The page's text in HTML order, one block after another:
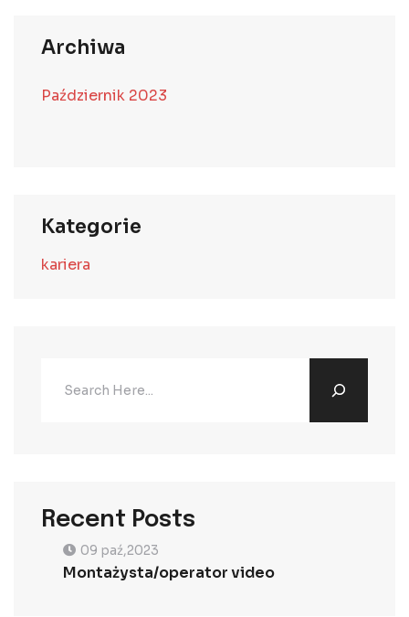
Archiwa
Październik 2023
Kategorie
kariera
Recent Posts
09 paź,2023
Montażysta/operator video